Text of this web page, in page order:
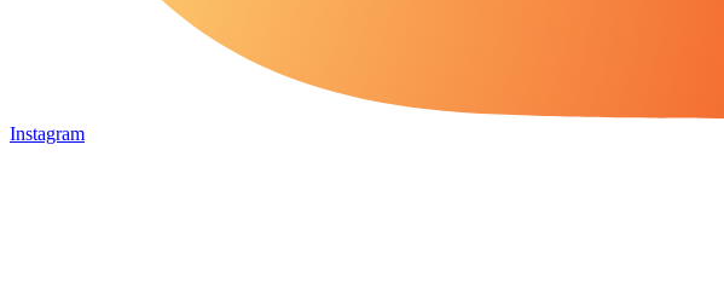
Instagram